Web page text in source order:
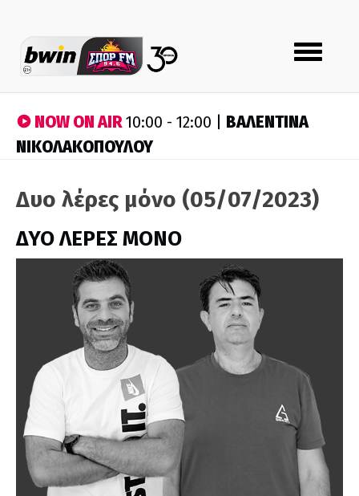
Toggle
navigation
NOW ON AIR10:00 - 12:00 | ΒΑΛΕΝΤΙΝΑ
ΝΙΚΟΛΑΚΟΠΟΥΛΟΥ
Δυο λέρες μόνο (05/07/2023)
ΔΥΟ ΛΕΡΕΣ ΜΟΝΟ